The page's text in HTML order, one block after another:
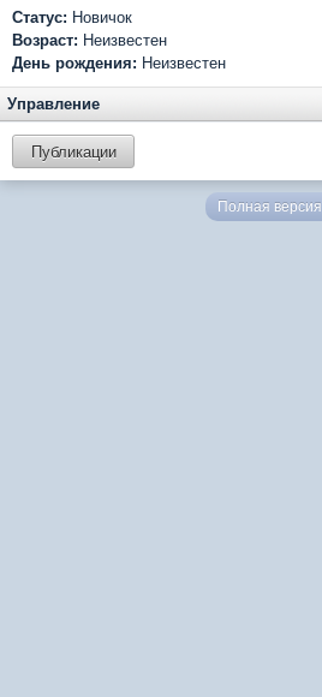
Статус: Новичок
Возраст: Неизвестен
День рождения: Неизвестен
Управление
Публикации
Полная версия